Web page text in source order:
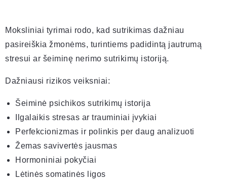
Moksliniai tyrimai rodo, kad sutrikimas dažniau
pasireiškia žmonėms, turintiems padidintą jautrumą
stresui ar šeiminę nerimo sutrikimų istoriją.
Dažniausi rizikos veiksniai:
Šeiminė psichikos sutrikimų istorija
Ilgalaikis stresas ar trauminiai įvykiai
Perfekcionizmas ir polinkis per daug analizuoti
Žemas savivertės jausmas
Hormoniniai pokyčiai
Lėtinės somatinės ligos